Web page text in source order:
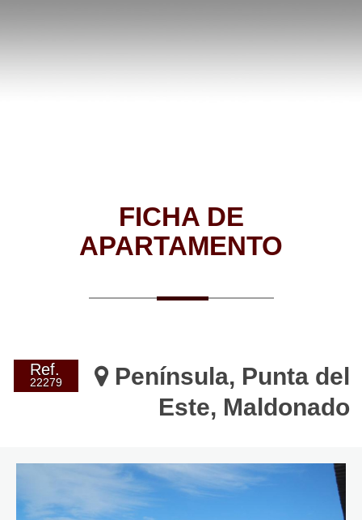
FICHA DE
APARTAMENTO
Ref.
22279
Península, Punta del
Este, Maldonado